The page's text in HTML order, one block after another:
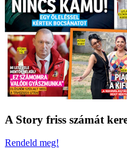
A Story friss számát
Rendeld meg!